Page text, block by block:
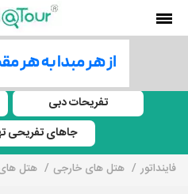
تفریحات دبی
جاهای تفریحی
فاینداتور هتل های خارجی هتل